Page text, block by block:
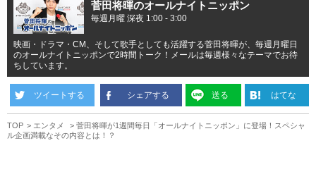
菅田将暉のオールナイトニッポン
毎週月曜 深夜 1:00 - 3:00
映画・ドラマ・CM、そして歌手としても活躍する菅田将暉が、毎週月曜日
のオールナイトニッポンで2時間トーク！メールは毎週様々なテーマでお待
ちしています。
ツイートする シェアする 送る はてな
TOP エンタメ
菅田将暉が1週間毎日「オールナイトニッポン」に登場！スペシャ
ル企画満載なその内容とは！？